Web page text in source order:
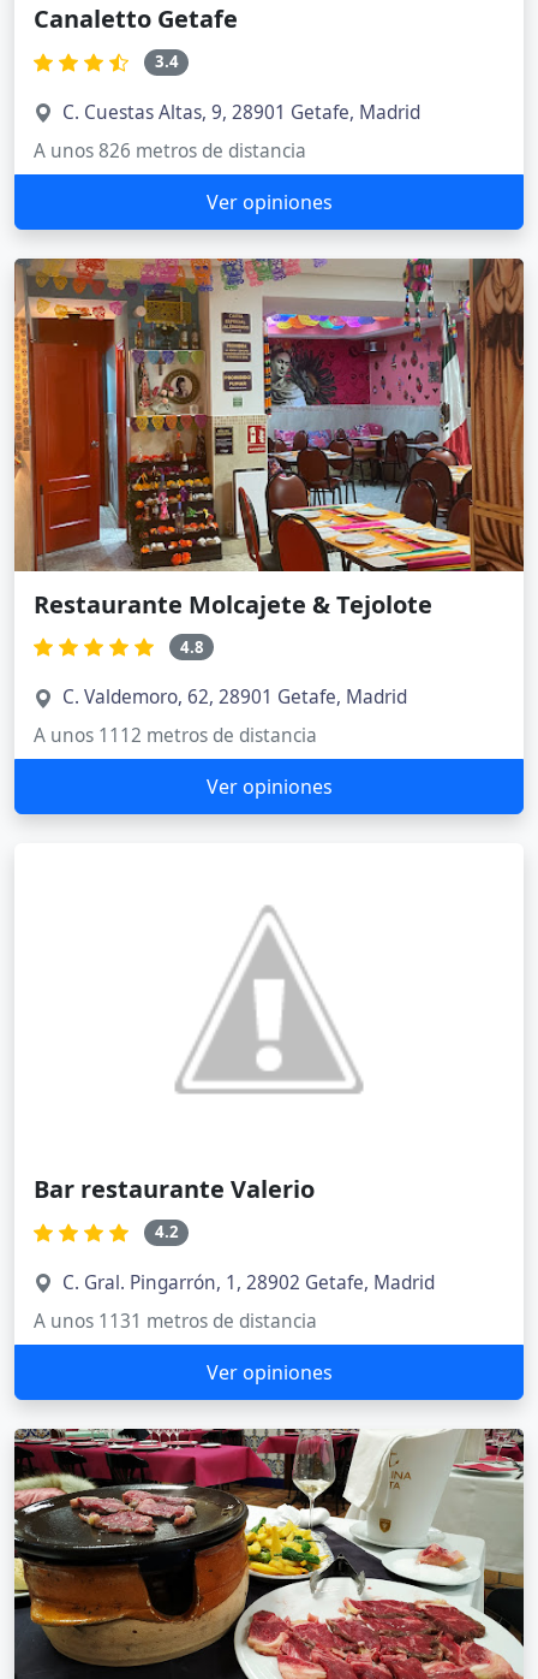
Canaletto Getafe
3.4
C. Cuestas Altas, 9, 28901 Getafe, Madrid
A unos 826 metros de distancia
Ver opiniones
Restaurante Molcajete & Tejolote
4.8
C. Valdemoro, 62, 28901 Getafe, Madrid
A unos 1112 metros de distancia
Ver opiniones
Bar restaurante Valerio
4.2
C. Gral. Pingarrón, 1, 28902 Getafe, Madrid
A unos 1131 metros de distancia
Ver opiniones